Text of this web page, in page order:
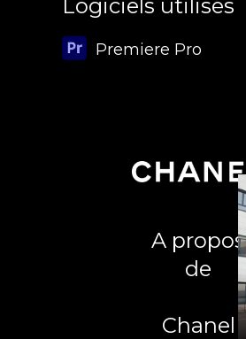
Logiciels utilisés
Premiere Pro
A propos
de
Chanel